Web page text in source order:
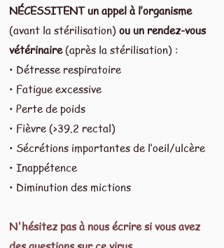
NÉCESSITENT un appel à l’organisme
(avant la stérilisation) ou un rendez-vous
vétérinaire(après la stérilisation) :
• Détresse respiratoire
• Fatigue excessive
• Perte de poids
• Fièvre (>39.2 rectal)
• Sécrétions importantes de l’oeil/ulcère
• Inappétence
• Diminution des mictions
N'hésitez pas à nous écrire si vous avez